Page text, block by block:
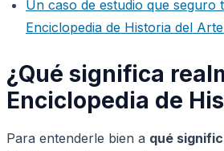
Un caso de estudio que seguro
Enciclopedia de Historia del
¿Qué significa
Enciclopedia de
Para entenderle bien a qué